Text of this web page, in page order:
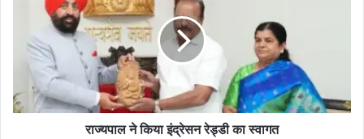
राज्यपाल ने किया इंद्रेसन रेड्डी का स्वागत